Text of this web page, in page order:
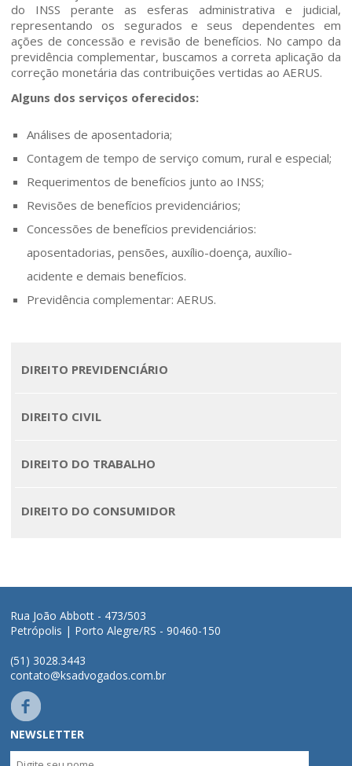
Home
Quem somos
Áreas de Atuação
Profissionais
Publicações
do INSS perante as esferas administrativa e judicial,
representando os segurados e seus dependentes em
ações de concessão e revisão de benefícios. No campo da
previdência complementar, buscamos a correta aplicação da
correção monetária das contribuições vertidas ao AERUS.
Alguns dos serviços oferecidos:
Análises de aposentadoria;
Contagem de tempo de serviço comum, rural e especial;
Requerimentos de benefícios junto ao INSS;
Revisões de benefícios previdenciários;
Concessões de benefícios previdenciários:
aposentadorias, pensões, auxílio-doença, auxílio-
acidente e demais benefícios.
Previdência complementar: AERUS.
DIREITO PREVIDENCIÁRIO
DIREITO CIVIL
DIREITO DO TRABALHO
DIREITO DO CONSUMIDOR
Rua João Abbott - 473/503
Petrópolis | Porto Alegre/RS - 90460-150
(51) 3028.3443
contato@ksadvogados.com.br
NEWSLETTER